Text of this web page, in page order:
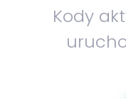
Kody